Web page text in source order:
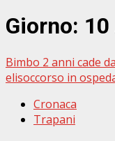
Giorno:
Bimbo 2 anni cade
elisoccorso in
Cronaca
Trapani